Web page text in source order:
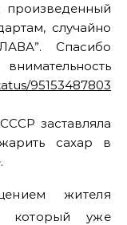
случайно
Спасибо
заставляла
сахар в
жителя
который уже